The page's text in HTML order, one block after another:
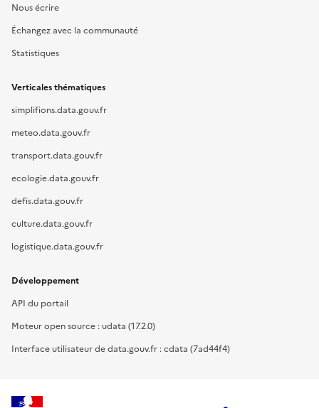
Nous écrire
Échangez avec la communauté
Statistiques
Verticales thématiques
simplifions.data.gouv.fr
meteo.data.gouv.fr
transport.data.gouv.fr
ecologie.data.gouv.fr
defis.data.gouv.fr
culture.data.gouv.fr
logistique.data.gouv.fr
Développement
API du portail
Moteur open source : udata (17.2.0)
Interface utilisateur de data.gouv.fr : cdata (7ad44f4)